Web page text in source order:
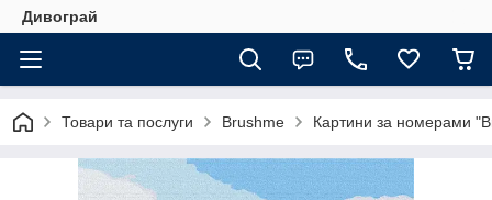
Дивограй
Товари та послуги Brushme Картини за номерами